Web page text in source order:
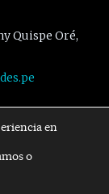
Quispe Oré,
en
o